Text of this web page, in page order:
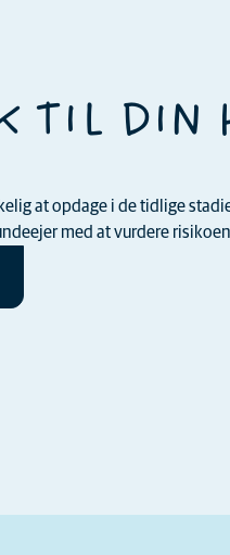
TIL DIN
at opdage i de tidlige
med at vurdere